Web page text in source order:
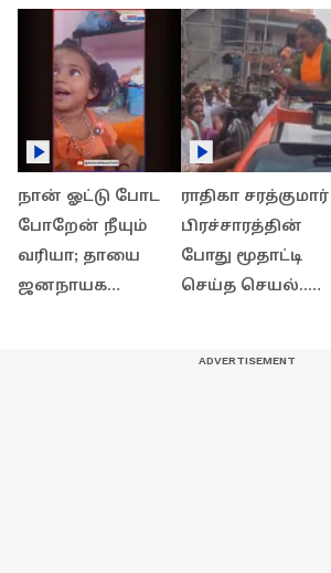
நான் ஓட்டு போட
போறேன் நீயும்
வரியா; தாயை
ஜனநாயக
ராதிகா சரத்குமார்
பிரச்சாரத்தின்
போது மூதாட்டி
செய்த செயல்..